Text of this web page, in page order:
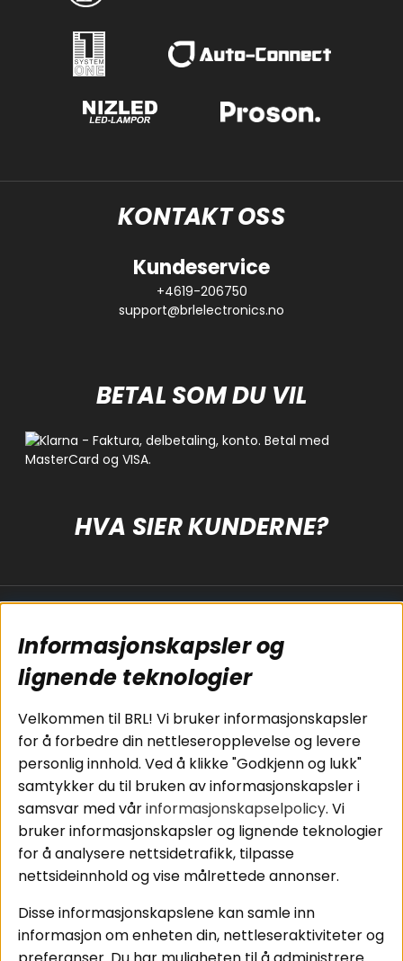
KONTAKT OSS
Kundeservice
+4619-206750
support@brlelectronics.no
BETAL SOM DU VIL
HVA SIER KUNDERNE?
Koblingsguide for
subwoofers
Tilkobling av
bilforsterker
Koblingsguide for
midbasser
Butikker
Våre ambassadører
- Team BRL
Cookies
Kjøpsvilkår
Personvernpolicy
Service / Garanti /
Retur
Billyd
Lyd til hjemmet
Instagram
Facebook
Informasjonskapsler og
lignende teknologier
Velkommen til BRL! Vi bruker informasjonskapsler
for å forbedre din nettleseropplevelse og levere
personlig innhold. Ved å klikke "Godkjenn og lukk"
samtykker du til bruken av informasjonskapsler i
samsvar med vårinformasjonskapselpolicy. Vi
bruker informasjonskapsler og lignende teknologier
for å analysere nettsidetrafikk, tilpasse
nettsideinnhold og vise målrettede annonser.
Disse informasjonskapslene kan samle inn
informasjon om enheten din, nettleseraktiviteter og